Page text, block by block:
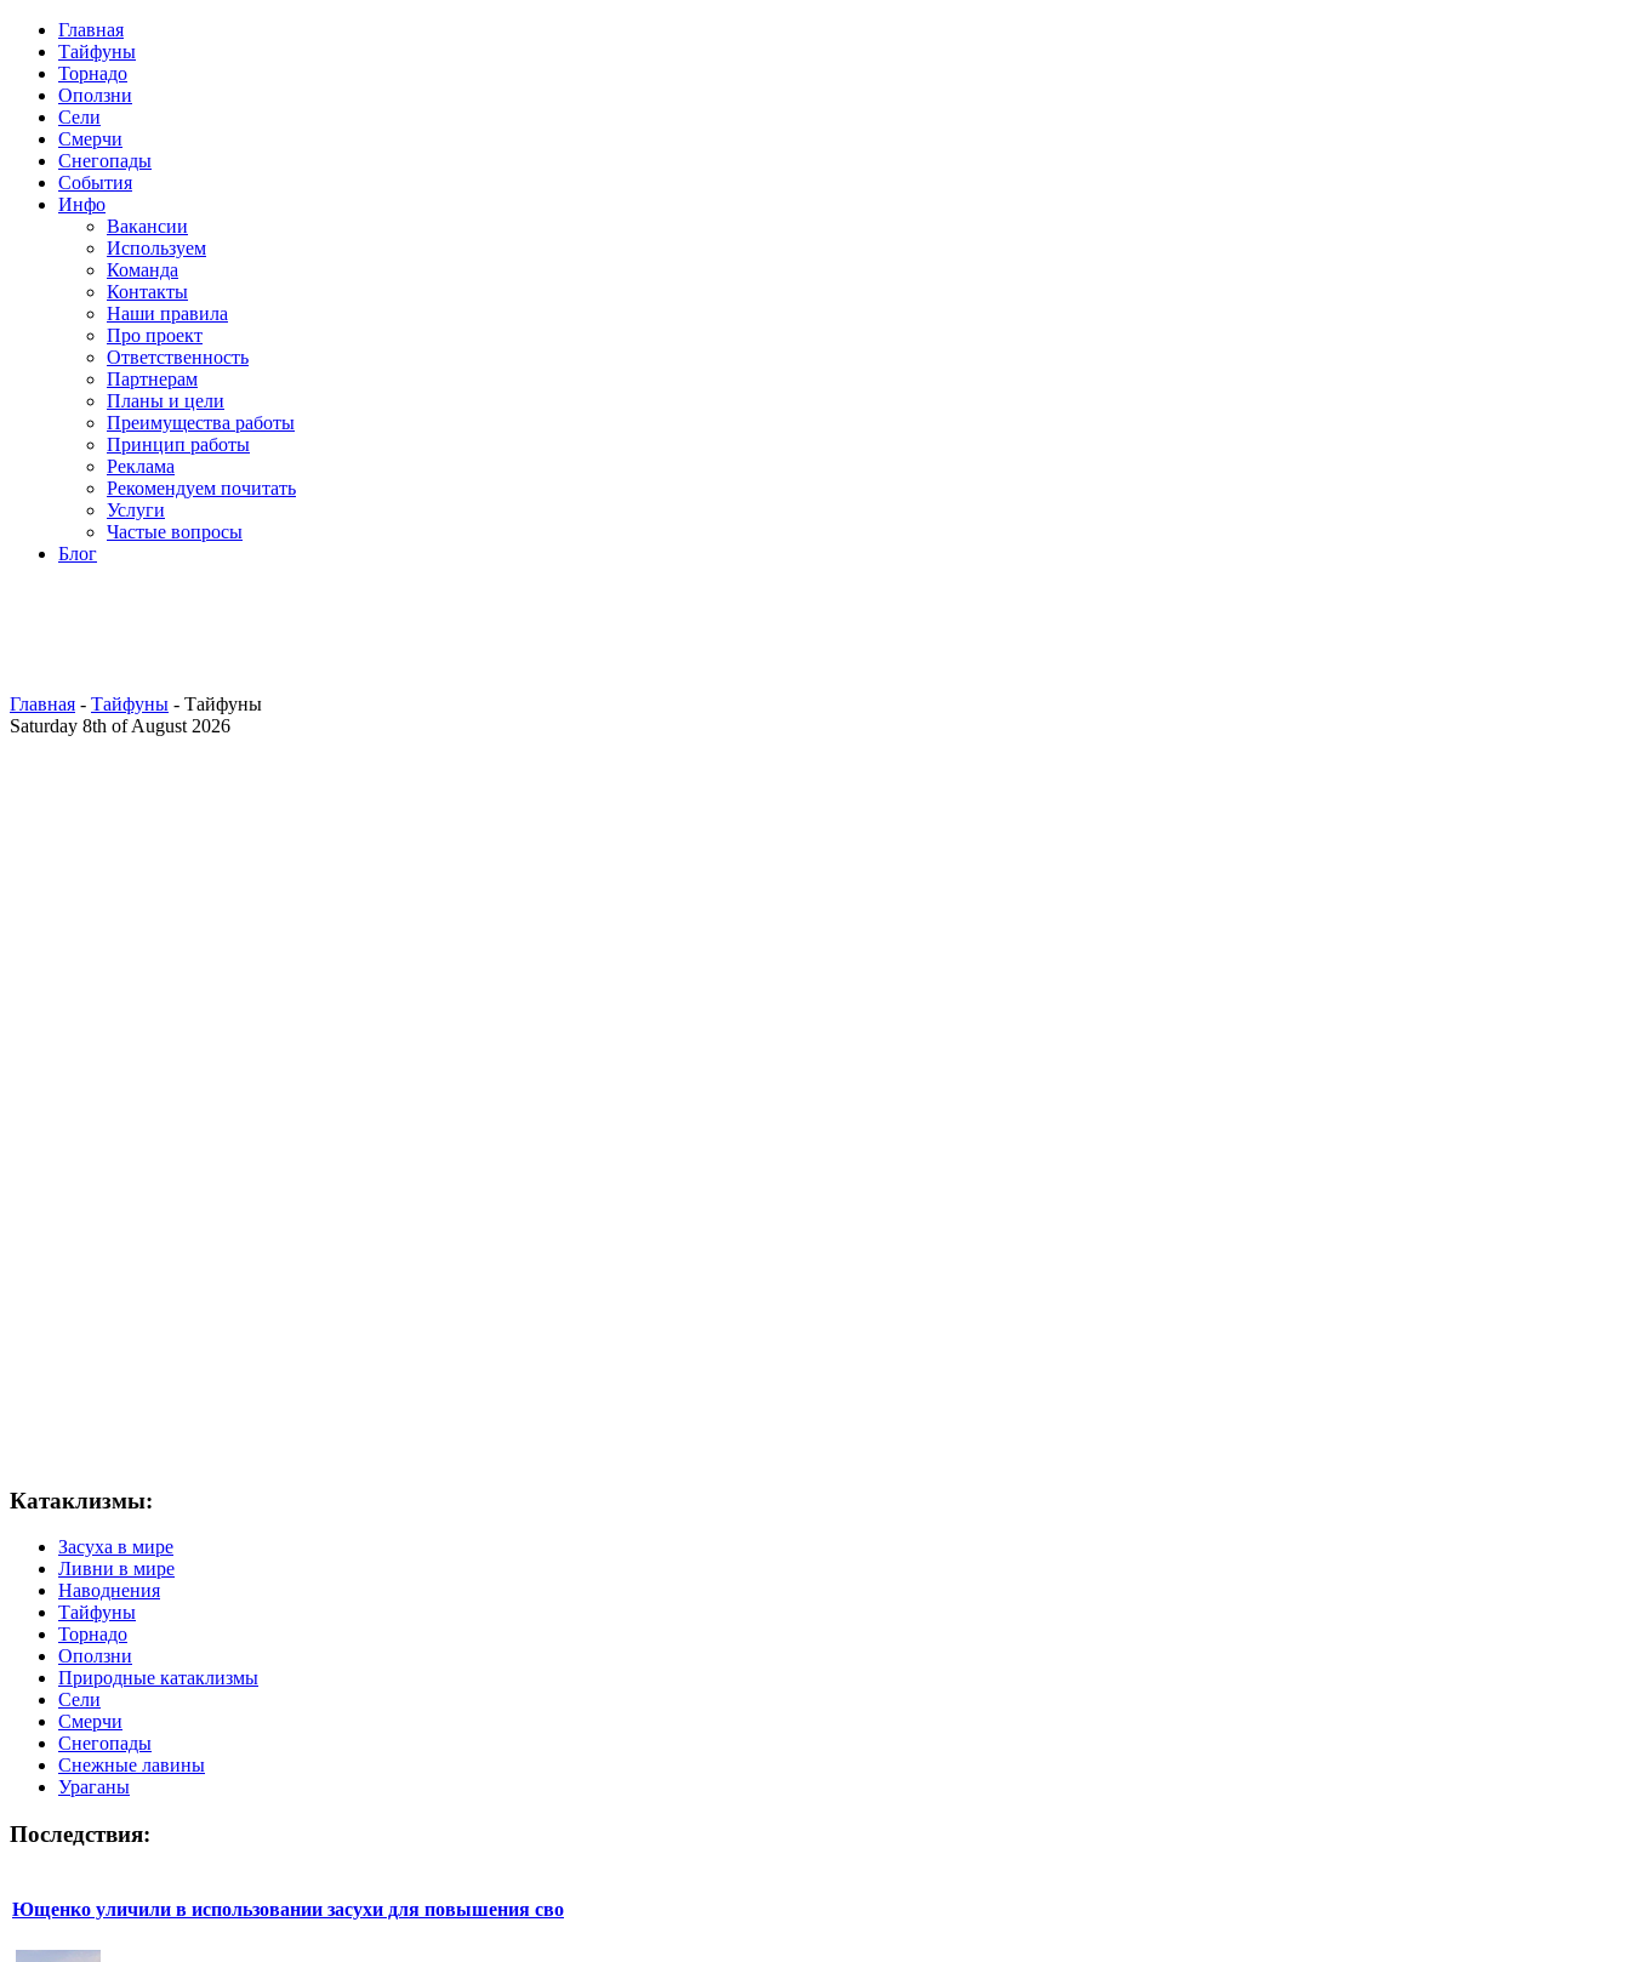
Главная
Тайфуны
Торнадо
Оползни
Сели
Смерчи
Снегопады
События
Инфо
Вакансии
Используем
Команда
Контакты
Наши правила
Про проект
Ответственность
Партнерам
Планы и цели
Преимущества работы
Принцип работы
Реклама
Рекомендуем почитать
Услуги
Частые вопросы
Блог
Главная - Тайфуны - Тайфуны
Saturday 8th of August 2026
Катаклизмы:
Засуха в мире
Ливни в мире
Наводнения
Тайфуны
Торнадо
Оползни
Природные катаклизмы
Сели
Смерчи
Снегопады
Снежные лавины
Ураганы
Последствия:
Ющенко уличили в использовании засухи для повышения сво